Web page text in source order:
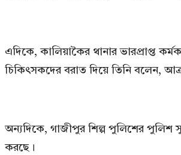
এদিকে, কালিয়াকৈর থানার ভারপ্রাপ্ত
চিকিৎসকদের বরাত দিয়ে তিনি বলেন,
অন্যদিকে, গাজীপুর শিল্প পুলিশের পুলিশ
করছে।